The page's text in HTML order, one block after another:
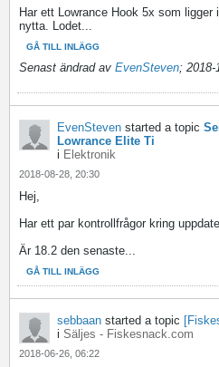
Har ett Lowrance Hook 5x som
nytta. Lodet...
GÅ TILL INLÄGG
Senast ändrad av EvenSteven; 2018-
EvenSteven started a topic
Lowrance Elite Ti
i Elektronik
2018-08-28, 20:30
Hej,
Har ett par kontrollfrågor kring
Är 18.2 den senaste...
GÅ TILL INLÄGG
sebbaan started a topic
i Säljes - Fiskesnack.com
2018-06-26, 06:22